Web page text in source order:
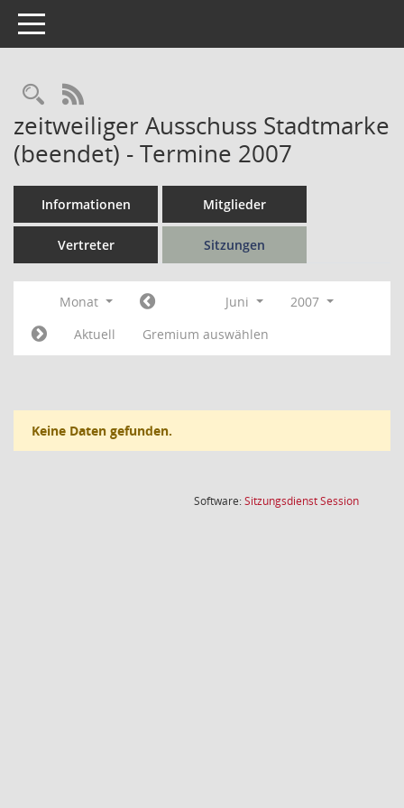
Toggle navigation
Rechercheauswahl
RSS-Feed
zeitweiliger Ausschuss Stadtmarke
(beendet) - Termine 2007
Informationen Mitglieder
Vertreter Sitzungen
Monat Juni
2007
Aktuell
Gremium auswählen
Keine Daten gefunden.
Software:SitzungsdienstSession(Wird in